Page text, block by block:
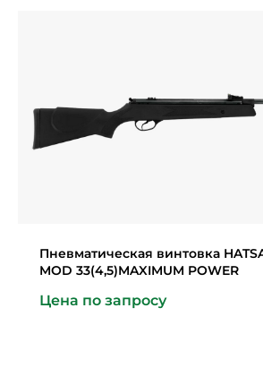
Пневматическая винтовка
MOD 33(4,5)MAXIMUM POWER
Цена по запросу